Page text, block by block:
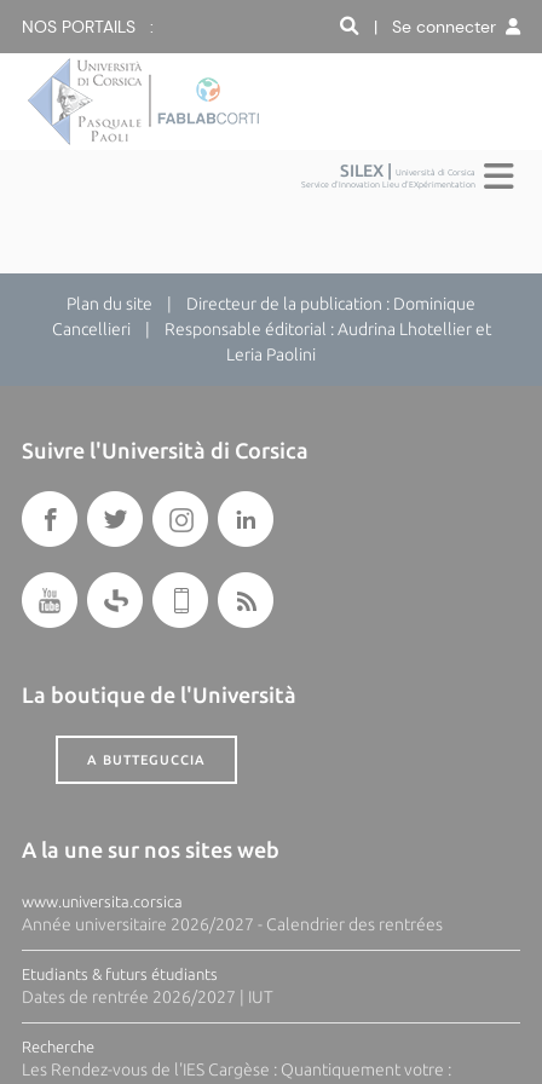
NOS PORTAILS : | Se connecter
SILEX |Università di Corsica
Service d'Innovation Lieu d'EXpérimentation
Plan du site | Directeur de la publication : Dominique
Cancellieri | Responsable éditorial : Audrina Lhotellier et
Leria Paolini
Suivre l'Università di Corsica
La boutique de l'Università
A BUTTEGUCCIA
A la une sur nos sites web
www.universita.corsica
Année universitaire 2026/2027 - Calendrier des rentrées
Etudiants & futurs étudiants
Dates de rentrée 2026/2027 | IUT
Recherche
Les Rendez-vous de l'IES Cargèse : Quantiquement votre :